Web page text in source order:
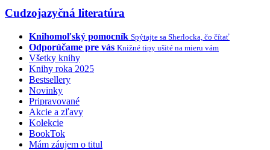
Cudzojazyčná literatúra
Knihomoľský pomocník Spýtajte sa Sherlocka, čo čítať
Odporúčame pre vás Knižné tipy ušité na mieru vám
Všetky knihy
Knihy roka 2025
Bestsellery
Novinky
Pripravované
Akcie a zľavy
Kolekcie
BookTok
Mám záujem o titul